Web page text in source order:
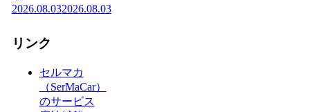
2026.08.032026.08.03
リンク
セルマカ
（SerMaCar）
のサービス